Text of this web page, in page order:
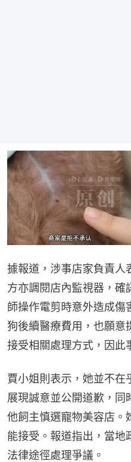
據報道，涉事店家負責人
方亦調閱店內監視器，確
師操作電剪時意外造成傷
狗後續醫療費用，也願意
接受相關處理方式，因此
賈小姐則表示，她並不在
展現誠意並公開道歉，同
他飼主慎選寵物美容店。
能接受。報道指出，當地
法律途徑處理爭議。